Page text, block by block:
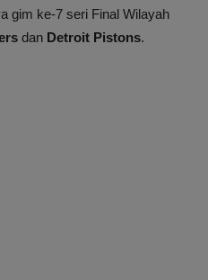
gim ke-7 seri Final Wilayah
dan Detroit Pistons.